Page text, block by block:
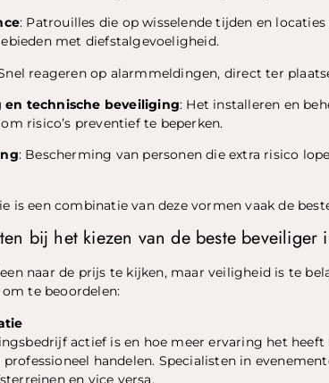
: Patrouilles die op wisselende tijden en
met diefstalgevoeligheid.
reageren op alarmmeldingen, direct ter
en technische beveiliging: Het installeren en
risico’s preventief te beperken.
: Bescherming van personen die extra risico
is een combinatie van deze vormen vaak de
bij het kiezen van de beste beveiliger
naar de prijs te kijken, maar veiligheid is te
te beoordelen:
actief is en hoe meer ervaring het
professioneel handelen. Specialisten in
en vice versa.